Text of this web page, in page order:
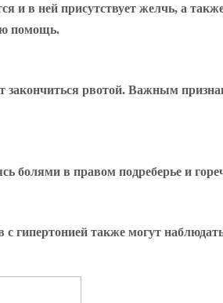
и в ней присутствует желчь, а
помощь.
рвотой. Важным
болями в правом подреберье и
гипертонией также могут